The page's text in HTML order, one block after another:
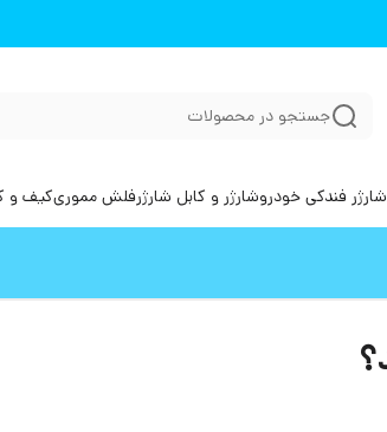
جستجو در محصولات
شارژر فندکی خودروشارژر و کابل شارژرفلش مموریکیف و